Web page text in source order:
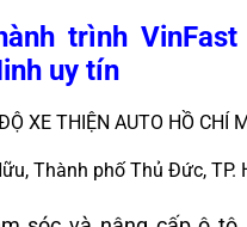
trình VinFast
uy tín
Thành phố Thủ Đức, TP.